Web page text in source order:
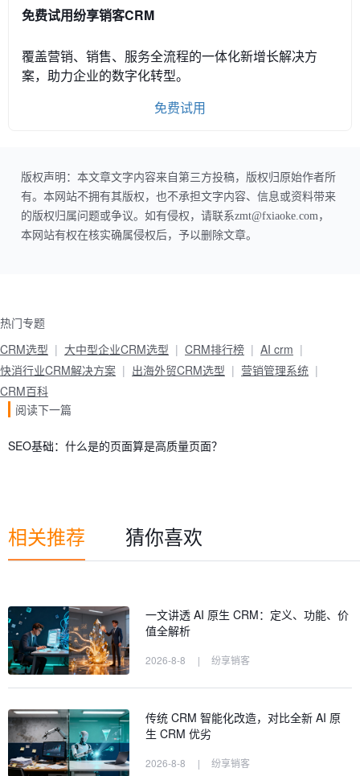
免费试用纷享销客CRM
覆盖营销、销售、服务全流程的一体化新增长解决方
案，助力企业的数字化转型。
免费试用
版权声明：本文章文字内容来自第三方投稿，版权归原始作者所
有。本网站不拥有其版权，也不承担文字内容、信息或资料带来
的版权归属问题或争议。如有侵权，请联系zmt@fxiaoke.com，
本网站有权在核实确属侵权后，予以删除文章。
热门专题
CRM选型
大中型企业CRM选型 CRM排行榜
AI crm
快消行业CRM解决方案
出海外贸CRM选型
营销管理系统
CRM百科
阅读下一篇
SEO基础：什么是的页面算是高质量页面？
相关推荐 猜你喜欢
一文讲透 AI 原生 CRM：定义、功能、价
值全解析
2026-8-8 | 纷享销客
传统 CRM 智能化改造，对比全新 AI 原
生 CRM 优劣
2026-8-8 | 纷享销客